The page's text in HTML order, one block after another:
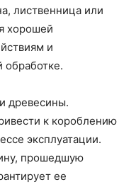
лиственница или
хорошей
и
обработке.
древесины.
к короблению
эксплуатации.
прошедшую
ее